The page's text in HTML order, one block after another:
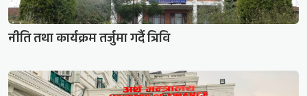
नीति तथा कार्यक्रम तर्जुमा गर्दै त्रिवि